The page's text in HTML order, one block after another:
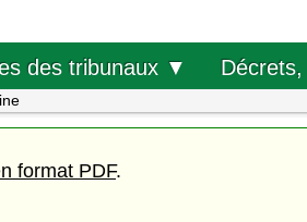
des tribunaux ▼
format PDF.